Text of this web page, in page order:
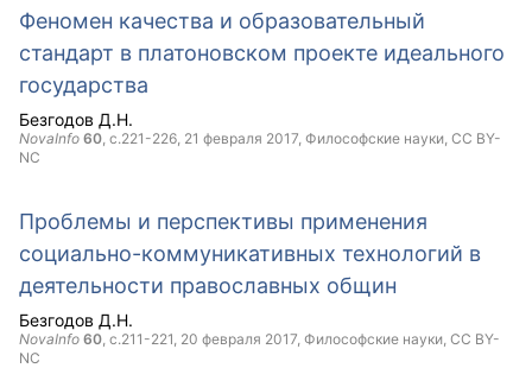
Феномен качества и образовательный
стандарт в платоновском проекте идеального
государства
Безгодов Д.Н.
NovaInfo 60, с.221-226, 21 февраля 2017, Философские науки, CC BY-
NC
Проблемы и перспективы применения
социально-коммуникативных технологий в
деятельности православных общин
Безгодов Д.Н.
NovaInfo 60, с.211-221, 20 февраля 2017, Философские науки, CC BY-
NC